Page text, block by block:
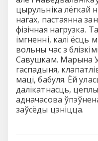
цырульніка лёгкай
нагах, пастаянна
фізічная нагрузка.
імгненні, калі ёсць
вольны час з
Савушкам. Марына
гаспадыня,
маці, бабуля. Ёй
далікатнасць,
адначасова
заўсёды цэніцца.